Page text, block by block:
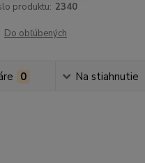
produktu: 2340
Do obľúbených
0 Na stiahnutie